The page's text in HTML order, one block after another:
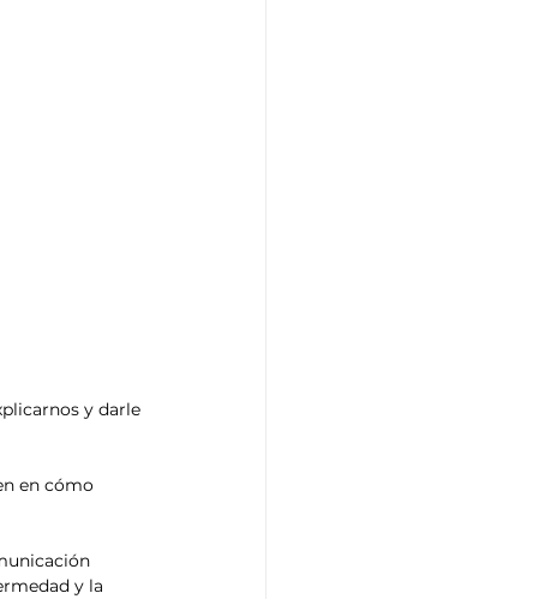
y darle
en cómo
y la